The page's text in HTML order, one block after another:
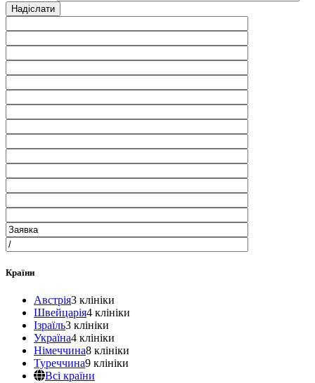
Країни
Австрія3 клініки
Швейцарія4 клініки
Ізраїль3 клініки
Україна4 клініки
Німеччина8 клініки
Туреччина9 клініки
Всі країни